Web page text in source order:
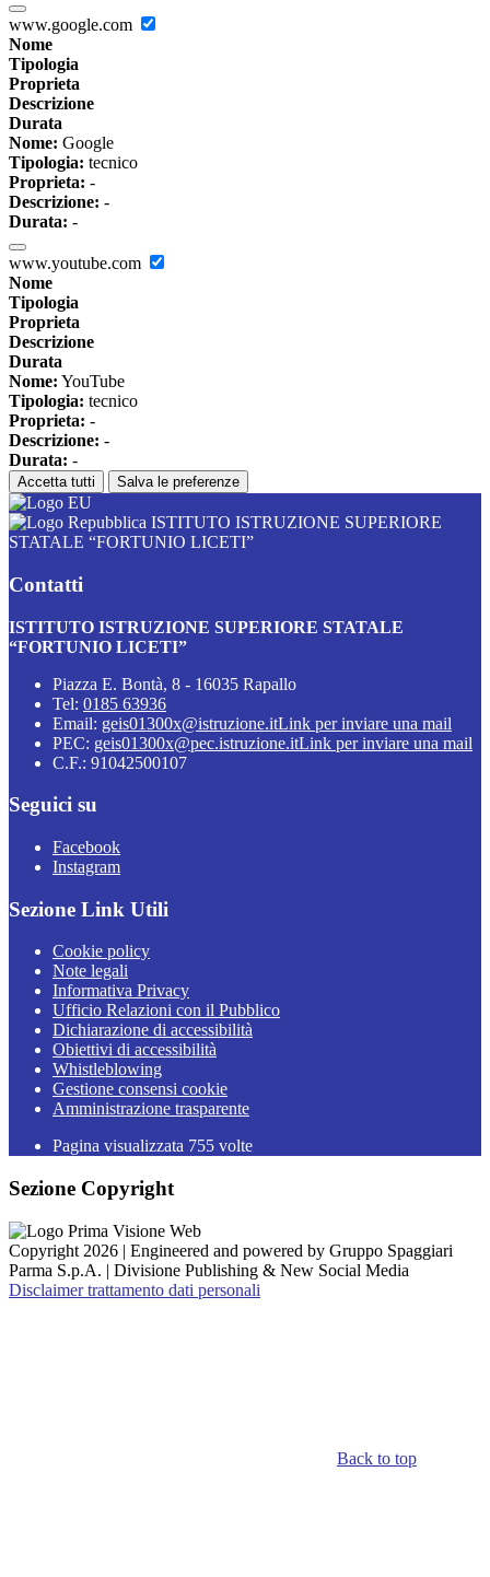
www.google.com
Nome
Tipologia
Proprieta
Descrizione
Durata
Nome: Google
Tipologia: tecnico
Proprieta: -
Descrizione: -
Durata: -
www.youtube.com
Nome
Tipologia
Proprieta
Descrizione
Durata
Nome: YouTube
Tipologia: tecnico
Proprieta: -
Descrizione: -
Durata: -
Accetta tutti Salva le preferenze
ISTITUTO ISTRUZIONE SUPERIORE
STATALE “FORTUNIO LICETI”
Contatti
ISTITUTO ISTRUZIONE SUPERIORE STATALE
“FORTUNIO LICETI”
Piazza E. Bontà, 8 - 16035 Rapallo
Tel: 0185 63936
Email: geis01300x@istruzione.itLink per inviare una mail
PEC: geis01300x@pec.istruzione.itLink per inviare una mail
C.F.: 91042500107
Seguici su
Facebook
Instagram
Sezione Link Utili
Cookie policy
Note legali
Informativa Privacy
Ufficio Relazioni con il Pubblico
Dichiarazione di accessibilità
Obiettivi di accessibilità
Whistleblowing
Gestione consensi cookie
Amministrazione trasparente
Pagina visualizzata 755 volte
Sezione Copyright
Copyright 2026 | Engineered and powered by Gruppo Spaggiari
Parma S.p.A. | Divisione Publishing & New Social Media
Disclaimer trattamento dati personali
Back to top